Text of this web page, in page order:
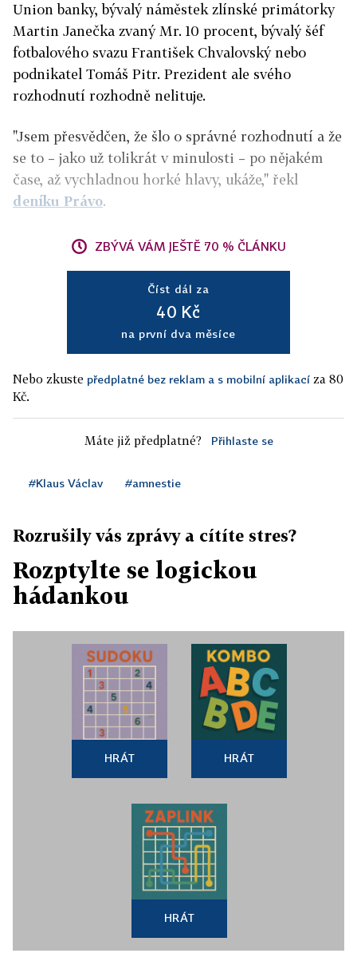
Union banky, bývalý náměstek zlínské primátorky
Martin Janečka zvaný Mr. 10 procent, bývalý šéf
fotbalového svazu František Chvalovský nebo
podnikatel Tomáš Pitr. Prezident ale svého
rozhodnutí rozhodně nelituje.
"Jsem přesvědčen, že šlo o správné rozhodnutí a že
se to – jako už tolikrát v minulosti – po nějakém
čase, až vychladnou horké hlavy, ukáže," řekl
deníku Právo.
ZBÝVÁ VÁM JEŠTĚ 70 % ČLÁNKU
Číst dál za
40 Kč
na první dva měsíce
Nebo zkuste předplatné bez reklam a s mobilní aplikací za 80
Kč.
Máte již předplatné? Přihlaste se
#Klaus Václav #amnestie
Rozrušily vás zprávy a cítíte stres?
Rozptylte se logickou
hádankou
HRÁT HRÁT
HRÁT